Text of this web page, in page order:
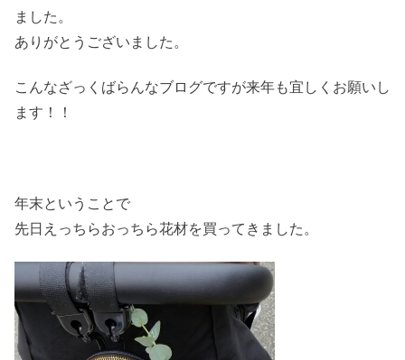
ました。
ありがとうございました。
こんなざっくばらんなブログですが来年も宜しくお願いし
ます！！
年末ということで
先日えっちらおっちら花材を買ってきました。